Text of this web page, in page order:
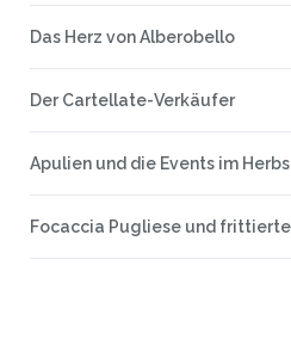
Das Herz von Alberobello
Der Cartellate-Verkäufer
Apulien und die Events im
Focaccia Pugliese und